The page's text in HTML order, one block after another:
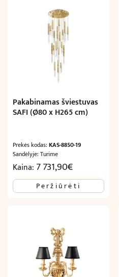
Pakabinamas šviestuvas
SAFI (Ø80 x H265 cm)
Prekės kodas: KAS-8850-19
Sandėlyje: Turime
Kaina: 7 731,90€
Peržiūrėti